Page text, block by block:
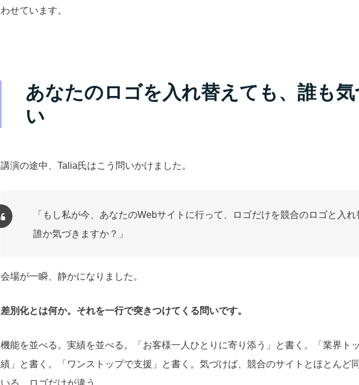
わせています。
あなたのロゴを入れ替えても、誰も
い
講演の途中、Talia氏はこう問いかけました。
「もし私が今、あなたのWebサイトに行って、ロゴだけを競合のロゴと入
誰か気づきますか？」
会場が一瞬、静かになりました。
差別化とは何か。それを一行で突きつけてくる問いです。
機能を並べる。実績を並べる。「お客様一人ひとりに寄り添う」と書く。「業界ト
績」と書く。「ワンストップで支援」と書く。気づけば、競合のサイトとほとんど
いる。ロゴだけが違う。